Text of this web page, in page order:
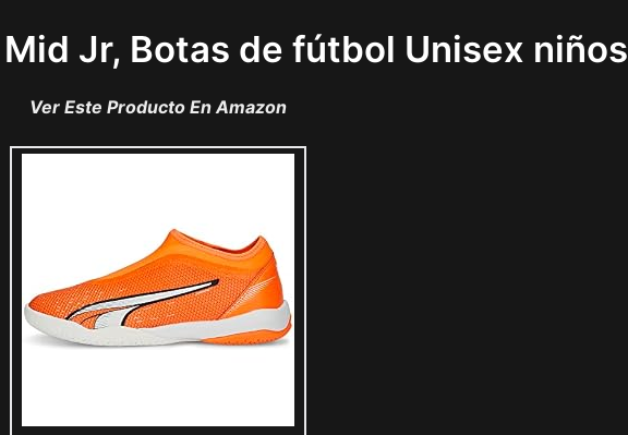
Jr, Botas de fútbol Unisex niños
Ver Este Producto En Amazon